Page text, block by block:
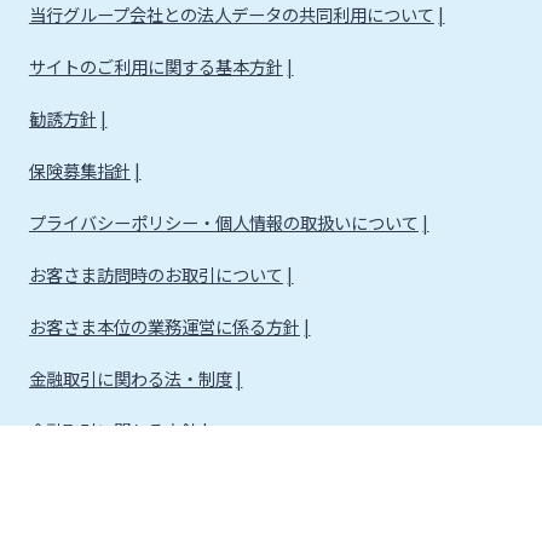
当行グループ会社との法人データの共同利用について
サイトのご利用に関する基本方針
勧誘方針
保険募集指針
プライバシーポリシー・個人情報の取扱いについて
お客さま訪問時のお取引について
お客さま本位の業務運営に係る方針
金融取引に関わる法・制度
金融取引に関わる方針